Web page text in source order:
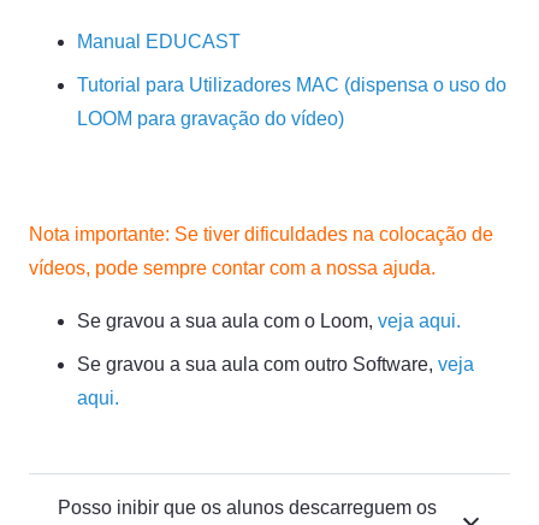
Manual EDUCAST
Tutorial para Utilizadores MAC (dispensa o uso do
LOOM para gravação do vídeo)
Nota importante: Se tiver dificuldades na colocação de
vídeos, pode sempre contar com a nossa ajuda.
Se gravou a sua aula com o Loom, veja aqui.
Se gravou a sua aula com outro Software, veja
aqui.
Posso inibir que os alunos descarreguem os